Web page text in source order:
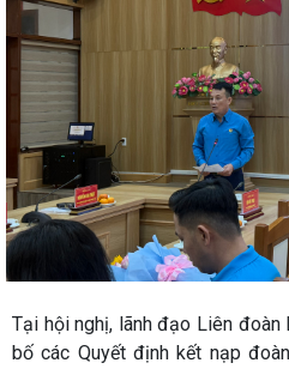
Tại hội nghị, lãnh đạo Liên
bố các Quyết định kết nạp